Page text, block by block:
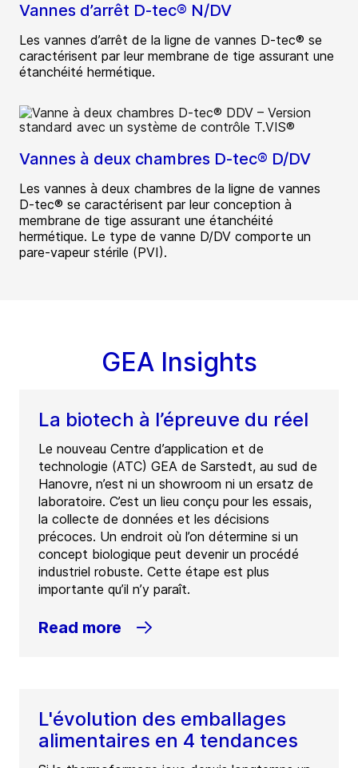
Vannes d’arrêt D-tec® N/DV
Les vannes d’arrêt de la ligne de vannes D-tec® se
caractérisent par leur membrane de tige assurant une
étanchéité hermétique.
Vannes à deux chambres D-tec® D/DV
Les vannes à deux chambres de la ligne de vannes
D-tec® se caractérisent par leur conception à
membrane de tige assurant une étanchéité
hermétique. Le type de vanne D/DV comporte un
pare-vapeur stérile (PVI).
GEA Insights
La biotech à l’épreuve du réel
Le nouveau Centre d’application et de
technologie (ATC) GEA de Sarstedt, au sud de
Hanovre, n’est ni un showroom ni un ersatz de
laboratoire. C’est un lieu conçu pour les essais,
la collecte de données et les décisions
précoces. Un endroit où l’on détermine si un
concept biologique peut devenir un procédé
industriel robuste. Cette étape est plus
importante qu’il n’y paraît.
Read more
L'évolution des emballages
alimentaires en 4 tendances